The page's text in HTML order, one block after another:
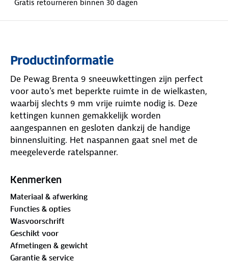
Gratis retourneren binnen 30 dagen
Productinformatie
De Pewag Brenta 9 sneeuwkettingen zijn perfect
voor auto's met beperkte ruimte in de wielkasten,
waarbij slechts 9 mm vrije ruimte nodig is. Deze
kettingen kunnen gemakkelijk worden
aangespannen en gesloten dankzij de handige
binnensluiting. Het naspannen gaat snel met de
meegeleverde ratelspanner.
De kettingen zijn voorzien van 3.1 mm D-schalen en
uitstekende grip op besneeuwde wegen. Ze zijn
gemaakt van gegalvaniseerd staal en voldoen aan
de strenge Önorm V5117-norm. Ze zijn ook TÜV-
gecertificeerd, wat hun veiligheid en kwaliteit
waarborgt. Bereid je goed voor op de winterse
Kenmerken
Materiaal & afwerking
Functies & opties
Wasvoorschrift
Geschikt voor
Afmetingen & gewicht
Garantie & service